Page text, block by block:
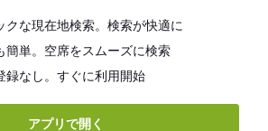
クな現在地検索。検索が快適に
簡単。空席をスムーズに検索
録なし。すぐに利用開始
アプリで開く